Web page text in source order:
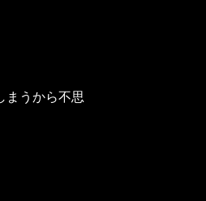
まうから不思